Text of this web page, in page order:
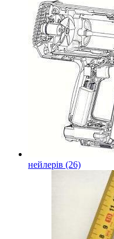
нейлерів (26)